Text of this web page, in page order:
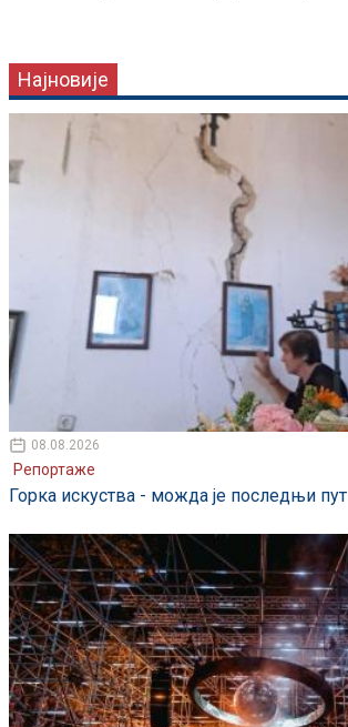
Најновије
08.08.2026
Репортаже
Горка искуства - можда је последњи пут